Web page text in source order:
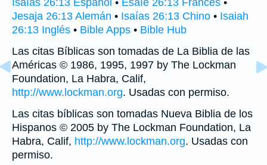
Jesaja 26:13 Alemán • Isaías 26:13 Chino • Isaiah
26:13 Inglés • Bible Apps • Bible Hub
Las citas Bíblicas son tomadas de La Biblia de las
Américas © 1986, 1995, 1997 by The Lockman
Foundation, La Habra, Calif,
http://www.lockman.org. Usadas con permiso.
Las citas bíblicas son tomadas Nueva Biblia de los
Hispanos © 2005 by The Lockman Foundation, La
Habra, Calif, http://www.lockman.org. Usadas con
permiso.